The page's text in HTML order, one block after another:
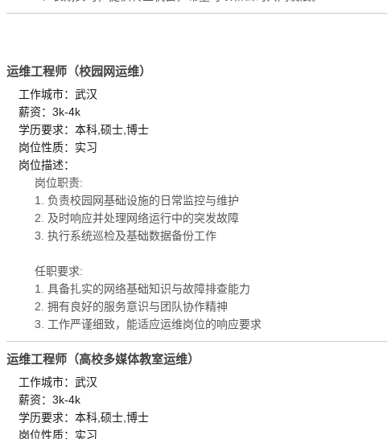
运维工程师（校园网运维）
工作城市：武汉
薪资：3k-4k
学历要求：本科,硕士,博士
岗位性质：实习
岗位描述：
岗位职责:
1. 负责校园网基础设施的日常监控与维护
2. 及时响应并处理网络运行中的突发故障
3. 执行系统巡检及基础数据备份工作
任职要求:
1. 具备扎实的网络基础知识与故障排查能力
2. 拥有良好的服务意识与团队协作精神
3. 工作严谨细致，能适应运维岗位的响应要求
运维工程师（高校多媒体教室运维）
工作城市：武汉
薪资：3k-4k
学历要求：本科,硕士,博士
岗位性质：实习